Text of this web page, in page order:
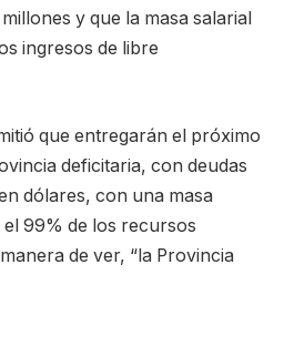
y que la masa salarial
ingresos de libre
que entregarán el próximo
deficitaria, con deudas
dólares, con una masa
99% de los recursos
de ver, “la Provincia